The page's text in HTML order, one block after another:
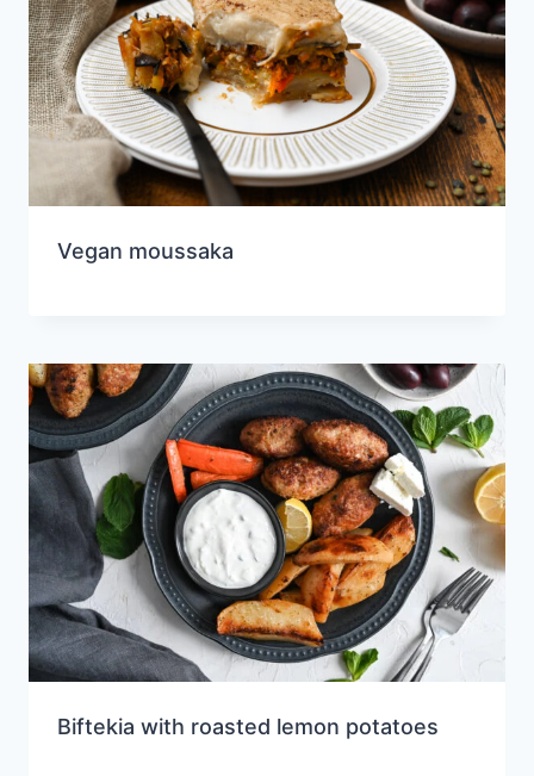
Vegan moussaka
Biftekia with roasted lemon potatoes